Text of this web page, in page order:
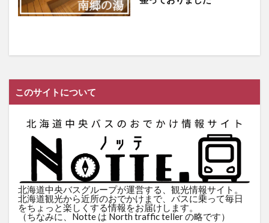
このサイトについて
北海道中央バスグループが運営する、観光情報サイト。
北海道観光から近所のおでかけまで、バスに乗って毎日
をちょっと楽しくする情報をお届けします。
（ちなみに、Notte は North traffic teller の略です）